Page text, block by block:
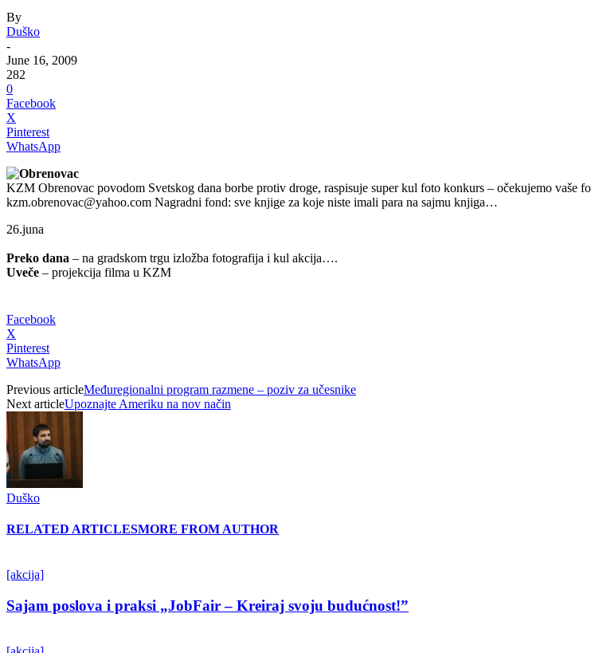
By
Duško
-
June 16, 2009
282
0
Facebook
X
Pinterest
WhatsApp
Obrenovac
KZM Obrenovac povodom Svetskog dana borbe protiv droge, raspisuje super kul foto konkurs – očekujemo
kzm.obrenovac@yahoo.com Nagradni fond: sve knjige za koje niste imali para na sajmu knjiga…
26.juna
Preko dana – na gradskom trgu izložba fotografija i kul akcija….
Uveče – projekcija filma u KZM
Facebook
X
Pinterest
WhatsApp
Previous articleMeđuregionalni program razmene – poziv za učesnike
Next articleUpoznajte Ameriku na nov način
Duško
RELATED ARTICLESMORE FROM AUTHOR
[akcija]
Sajam poslova i praksi „JobFair – Kreiraj svoju budućnost!”